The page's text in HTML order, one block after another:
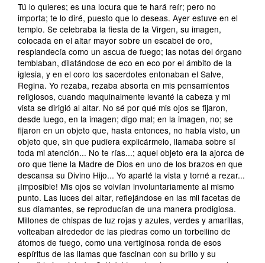
Tú lo quieres; es una locura que te hará reír; pero no
importa; te lo diré, puesto que lo deseas. Ayer estuve en el
templo. Se celebraba la fiesta de la Virgen, su imagen,
colocada en el altar mayor sobre un escabel de oro,
resplandecía como un ascua de fuego; las notas del órgano
temblaban, dilatándose de eco en eco por el ámbito de la
iglesia, y en el coro los sacerdotes entonaban el Salve,
Regina. Yo rezaba, rezaba absorta en mis pensamientos
religiosos, cuando maquinalmente levanté la cabeza y mi
vista se dirigió al altar. No sé por qué mis ojos se fijaron,
desde luego, en la imagen; digo mal; en la imagen, no; se
fijaron en un objeto que, hasta entonces, no había visto, un
objeto que, sin que pudiera explicármelo, llamaba sobre sí
toda mi atención... No te rías...; aquel objeto era la ajorca de
oro que tiene la Madre de Dios en uno de los brazos en que
descansa su Divino Hijo... Yo aparté la vista y torné a rezar...
¡Imposible! Mis ojos se volvían involuntariamente al mismo
punto. Las luces del altar, reflejándose en las mil facetas de
sus diamantes, se reproducían de una manera prodigiosa.
Millones de chispas de luz rojas y azules, verdes y amarillas,
volteaban alrededor de las piedras como un torbellino de
átomos de fuego, como una vertiginosa ronda de esos
espíritus de las llamas que fascinan con su brillo y su